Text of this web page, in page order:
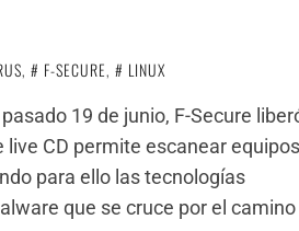
, F-SECURE,
LINUX
19 de junio, F-Secure
live CD permite escanear equipos
para ello las tecnologías
que se cruce por el camino